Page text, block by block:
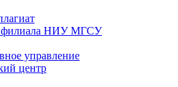
филиала НИУ МГСУ
управление
центр